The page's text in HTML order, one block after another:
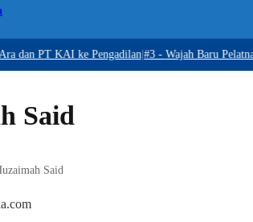
PT KAI ke Pengadilan|#3 -Wajah Baru Pelatnas
Said
Said